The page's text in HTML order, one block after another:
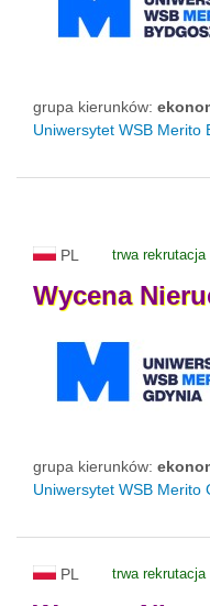
grupa kierunków:
Uniwersytet WSB Merito
PL trwa rekrutacja
Wycena
grupa kierunków:
Uniwersytet WSB Merito
PL trwa rekrutacja